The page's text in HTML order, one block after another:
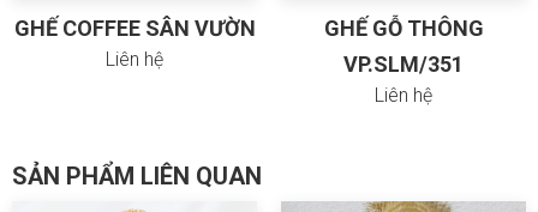
GHẾ COFFEE SÂN VƯỜN
Liên hệ
GHẾ GỖ THÔNG
VP.SLM/351
Liên hệ
SẢN PHẨM LIÊN QUAN